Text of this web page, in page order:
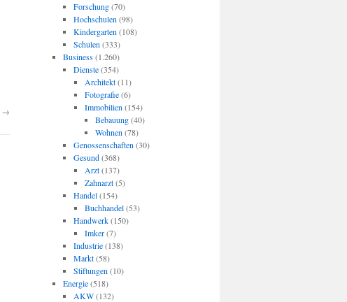
→
Forschung(70)
Hochschulen (98)
Kindergarten (108)
Schulen (333)
Business(1.260)
Dienste(354)
Architekt(11)
Fotografie(6)
Immobilien (154)
Bebauung(40)
Wohnen (78)
Genossenschaften (30)
Gesund(368)
Arzt(137)
Zahnarzt(5)
Handel(154)
Buchhandel(53)
Handwerk(150)
Imker(7)
Industrie(138)
Markt(58)
Stiftungen (10)
Energie(518)
AKW(132)